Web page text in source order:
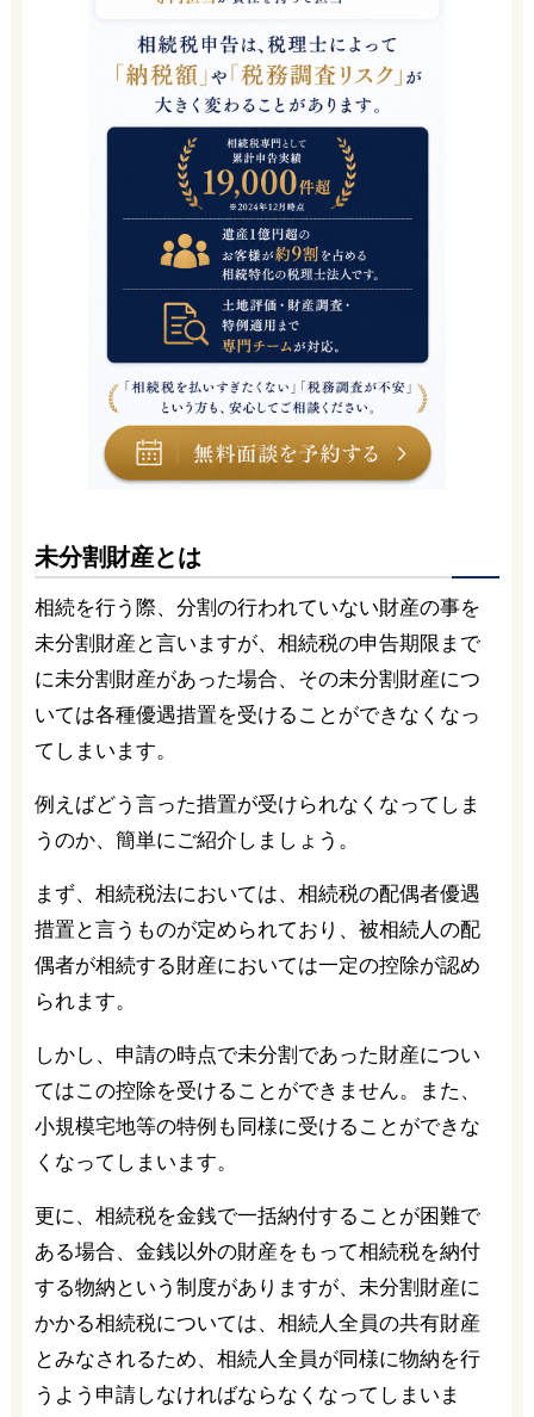
未分割財産とは
相続を行う際、分割の行われていない財産の事を
未分割財産と言いますが、相続税の申告期限まで
に未分割財産があった場合、その未分割財産につ
いては各種優遇措置を受けることができなくなっ
てしまいます。
例えばどう言った措置が受けられなくなってしま
うのか、簡単にご紹介しましょう。
まず、相続税法においては、相続税の配偶者優遇
措置と言うものが定められており、被相続人の配
偶者が相続する財産においては一定の控除が認め
られます。
しかし、申請の時点で未分割であった財産につい
てはこの控除を受けることができません。また、
小規模宅地等の特例も同様に受けることができな
くなってしまいます。
更に、相続税を金銭で一括納付することが困難で
ある場合、金銭以外の財産をもって相続税を納付
する物納という制度がありますが、未分割財産に
かかる相続税については、相続人全員の共有財産
とみなされるため、相続人全員が同様に物納を行
うよう申請しなければならなくなってしまいま